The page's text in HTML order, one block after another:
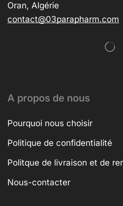
Oran, Algérie
contact@03parapharm.com
A propos de nous
Pourquoi nous choisir
Politique de confidentialité
Politque de livraison et de
Nous-contacter